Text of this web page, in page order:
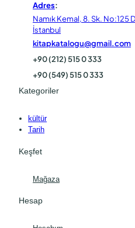
Adres:
Namık Kemal, 8. Sk. No:125
İstanbul
kitapkatalogu@gmail.com
+90 (212) 515 0 333
+90 (549) 515 0 333
Kategoriler
kültür
Tarih
Keşfet
Mağaza
Hesap